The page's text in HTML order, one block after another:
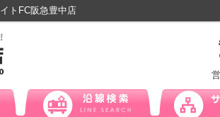
トFC阪急豊中店